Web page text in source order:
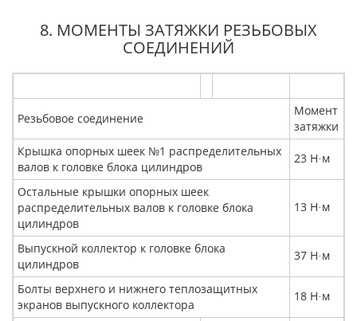
8. МОМЕНТЫ ЗАТЯЖКИ РЕЗЬБОВЫХ
СОЕДИНЕНИЙ
Резьбовое соединение
Момент
затяжки
Крышка опорных шеек №1 распределительных
валов к головке блока цилиндров
23 Н· м
Остальные крышки опорных шеек
распределительных валов к головке блока
цилиндров
13 Н· м
Выпускной коллектор к головке блока
цилиндров
37 Н· м
Болты верхнего и нижнего теплозащитных
экранов выпускного коллектора
18 Н· м